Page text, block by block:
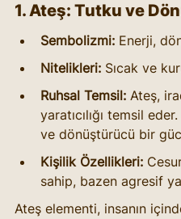
1. Ateş: Tutku ve
Sembolizmi: Enerji,
Nitelikleri: Sıcak ve
Ruhsal Temsil: Ateş,
yaratıcılığı temsil
ve dönüştürücü bir
Kişilik Özellikleri:
sahip, bazen agresif ya
Ateş elementi, insanın